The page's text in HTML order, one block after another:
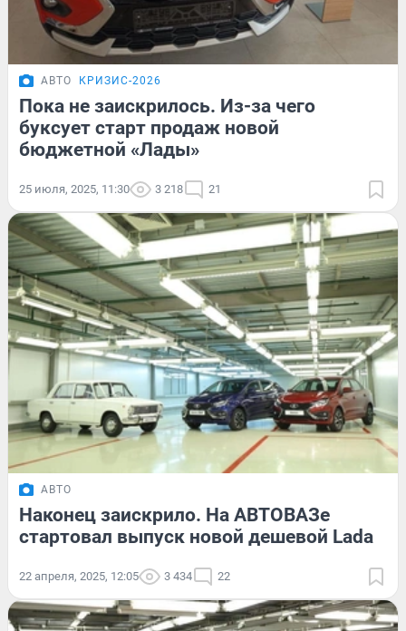
АВТО КРИЗИС-2026
Пока не заискрилось. Из-за чего
буксует старт продаж новой
бюджетной «Лады»
25 июля, 2025, 11:30 3 218 21
АВТО
Наконец заискрило. На АВТОВАЗе
стартовал выпуск новой дешевой Lada
22 апреля, 2025, 12:05 3 434 22